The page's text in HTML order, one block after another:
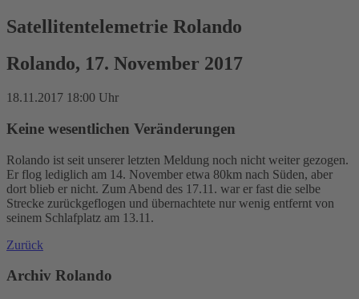
Satellitentelemetrie Rolando
Rolando, 17. November 2017
18.11.2017 18:00 Uhr
Keine wesentlichen Veränderungen
Rolando ist seit unserer letzten Meldung noch nicht weiter gezogen.
Er flog lediglich am 14. November etwa 80km nach Süden, aber
dort blieb er nicht. Zum Abend des 17.11. war er fast die selbe
Strecke zurückgeflogen und übernachtete nur wenig entfernt von
seinem Schlafplatz am 13.11.
Zurück
Archiv Rolando